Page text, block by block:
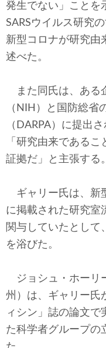
発生でない」ことを
SARSウイルス研究
新型コロナが研究由
述べた。
また同氏は、ある
（NIH）と国防総省
（DARPA）に提出
「研究由来である
証拠だ」と主張する。
ギャリー氏は、新
に掲載された研究室
関与していたとして
を浴びた。
ジョシュ・ホーリ
州）は、ギャリー氏
ィシン」誌の論文で
た科学者グループの